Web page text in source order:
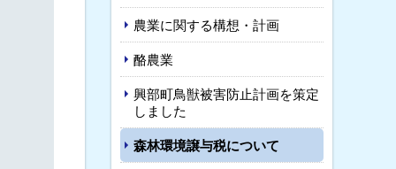
農業に関する構想・計画
酪農業
興部町鳥獣被害防止計画を策定
しました
森林環境譲与税について